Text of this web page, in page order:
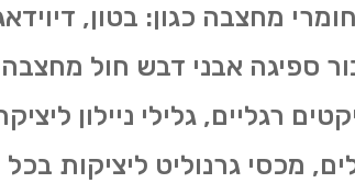
מחצבה כגון: בטון,
ספיגה אבני דבש חול
רגליים, גלילי ניילון
מכסי גרנוליט ליציקות